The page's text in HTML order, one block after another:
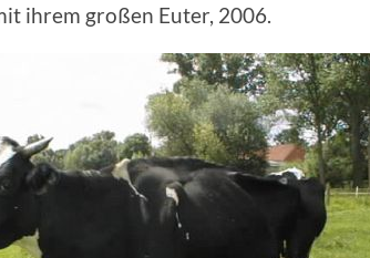
ihrem großen Euter, 2006.